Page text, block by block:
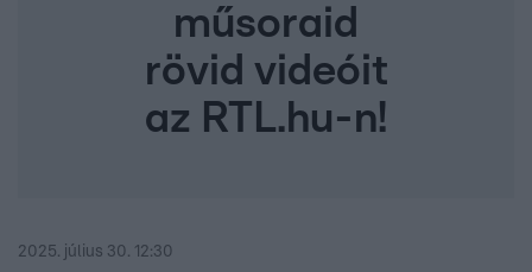
műsoraid
rövid videóit
az RTL.hu-n!
2025. július 30. 12:30